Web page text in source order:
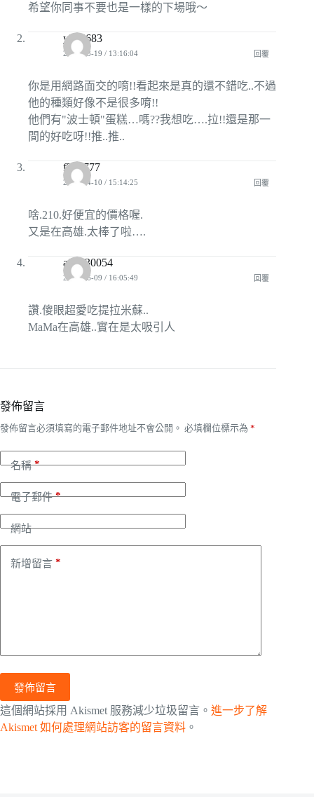
希望你同事不要也是一樣的下場哦～
y226683
2008-03-19 / 13:16:04 回覆
你是用網路面交的唷!!看起來是真的還不錯吃..不過
他的種類好像不是很多唷!!
他們有"波士頓"蛋糕…嗎??我想吃….拉!!還是那一
間的好吃呀!!推..推..
f317777
2008-04-10 / 15:14:25 回覆
啥.210.好便宜的價格喔.
又是在高雄.太棒了啦….
a94130054
2008-06-09 / 16:05:49 回覆
讚.傻眼超愛吃提拉米蘇..
MaMa在高雄..實在是太吸引人
發佈留言
發佈留言必須填寫的電子郵件地址不會公開。 必填欄位標示為 *
名稱*
電子郵件*
網站
新增留言 *
發佈留言
這個網站採用 Akismet 服務減少垃圾留言。 進一步了解
Akismet 如何處理網站訪客的留言資料 。